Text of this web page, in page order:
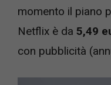
momento il piano
Netflix è da 5,49
con pubblicità